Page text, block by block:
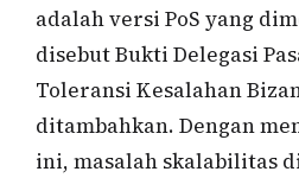
adalah versi PoS yang
disebut Bukti Delegasi
Toleransi Kesalahan
ditambahkan. Dengan
ini, masalah skalabilitas